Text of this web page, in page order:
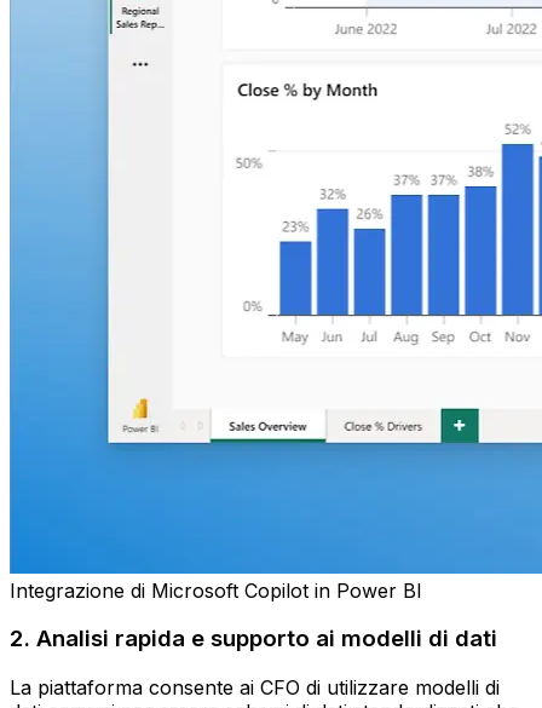
Integrazione di Microsoft Copilot in Power BI
2. Analisi rapida e supporto ai modelli di dati
La piattaforma consente ai CFO di utilizzare modelli di